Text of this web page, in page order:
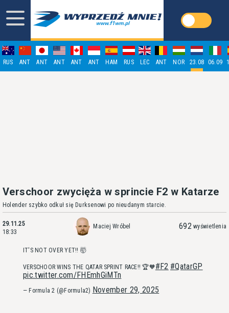
RUS ANT ANT ANT ANT ANT HAM RUS LEC ANT NOR 23.08 06.09
Verschoor zwycięża w sprincie F2 w Katarze
Holender szybko odkuł się Durksenowi po nieudanym starcie.
29.11.25
18:33
Maciej Wróbel 692 wyświetlenia
IT'S NOT OVER YET!! 🤯
VERSCHOOR WINS THE QATAR SPRINT RACE!! 🏆🧡#F2 #QatarGP
pic.twitter.com/FHEmhGiMTn
— Formula 2 (@Formula2) November 29, 2025